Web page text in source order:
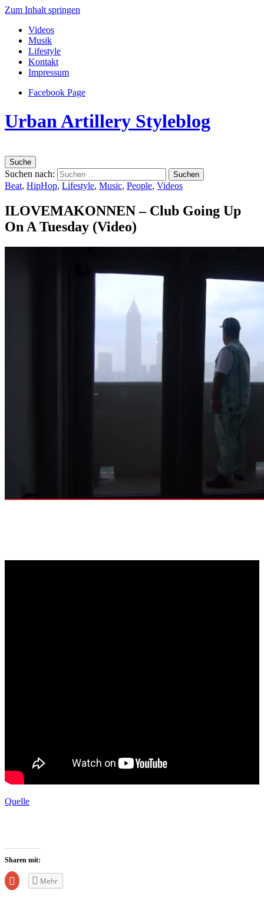
Zum Inhalt springen
Videos
Musik
Lifestyle
Kontakt
Impressum
Facebook Page
Urban Artillery Styleblog
Suche
Suchen nach:
Beat, HipHop, Lifestyle, Music, People, Videos
ILOVEMAKONNEN – Club Going Up
On A Tuesday (Video)
Quelle
Sharen mit:
Zum
Teilen Mehr